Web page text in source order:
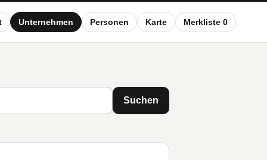
Unternehmen Personen Karte Merkliste 0
Suchen